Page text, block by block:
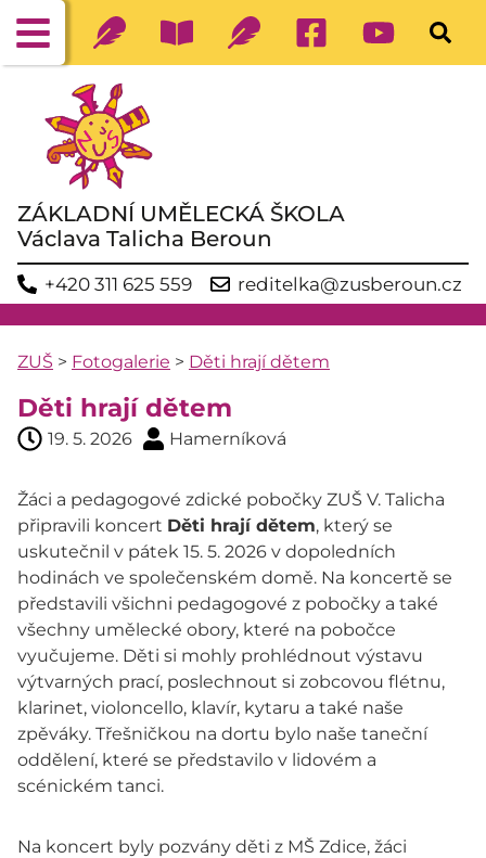
ZÁKLADNÍ UMĚLECKÁ ŠKOLA
Václava Talicha Beroun
+420 311 625 559 reditelka@zusberoun.cz
ZUŠ > Fotogalerie > Děti hrají dětem
Děti hrají dětem
19. 5. 2026 Hamerníková
Žáci a pedagogové zdické pobočky ZUŠ V. Talicha
připravili koncert Děti hrají dětem, který se
uskutečnil v pátek 15. 5. 2026 v dopoledních
hodinách ve společenském domě. Na koncertě se
představili všichni pedagogové z pobočky a také
všechny umělecké obory, které na pobočce
vyučujeme. Děti si mohly prohlédnout výstavu
výtvarných prací, poslechnout si zobcovou flétnu,
klarinet, violoncello, klavír, kytaru a také naše
zpěváky. Třešničkou na dortu bylo naše taneční
oddělení, které se představilo v lidovém a
scénickém tanci.
Na koncert byly pozvány děti z MŠ Zdice, žáci